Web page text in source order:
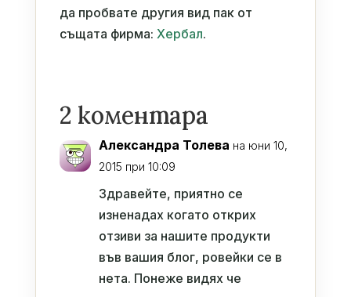
да пробвате другия вид пак от
същата фирма: Хербал.
2 коментара
Aлександра Толева на юни 10,
2015 при 10:09
Здравейте, приятно се
изненадах когато открих
отзиви за нашите продукти
във вашия блог, ровейки се в
нета. Понеже видях че